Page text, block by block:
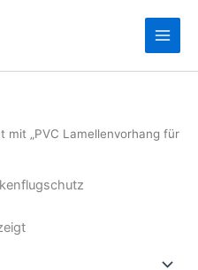
mit „PVC Lamellenvorhang für